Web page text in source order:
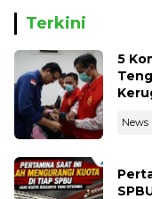
Terkini
5
News